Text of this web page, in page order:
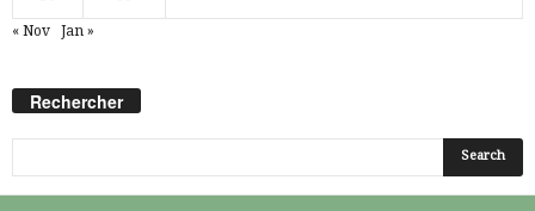
« Nov Jan »
Rechercher